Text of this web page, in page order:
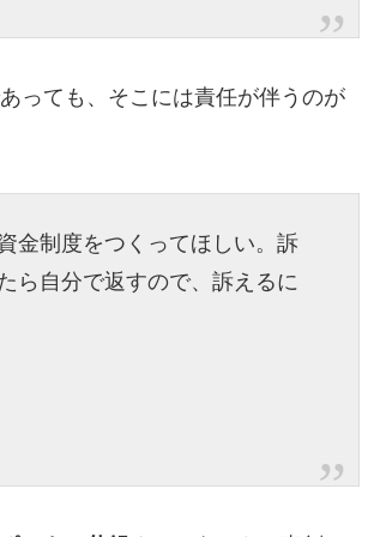
っても、そこには責任が伴うのが
金制度をつくってほしい。訴
ら自分で返すので、訴えるに